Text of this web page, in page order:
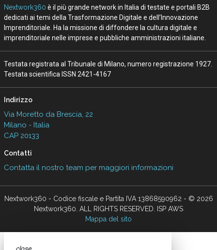
Nextwork360 è il più grande network in Italia di testate e portali B2B
dedicati ai temi della Trasformazione Digitale e dell’Innovazione
Imprenditoriale. Ha la missione di diffondere la cultura digitale e
imprenditoriale nelle imprese e pubbliche amministrazioni italiane.
Testata registrata al Tribunale di Milano, numero registrazione 1927.
Testata scientifica ISSN 2421-4167
Indirizzo
Via Moretto da Brescia, 22
Milano - Italia
CAP 20133
Contatti
Contatta il nostro team per maggiori informazioni
Nextwork360 - Codice fiscale e Partita IVA 13868590962 - © 2026
Nextwork360. ALL RIGHTS RESERVED. ISP AWS
Mappa del sito